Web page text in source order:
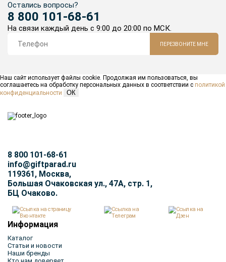
Остались вопросы?
8 800 101-68-61
На связи каждый день с 9:00 до 20:00 по МСК.
ПЕРЕЗВОНИТЕ МНЕ
Наш сайт использует файлы cookie. Продолжая им пользоваться, вы
соглашаетесь на обработку персональных данных в соответствии с политикой
конфиденциальности
ОК
8 800 101-68-61
info@giftparad.ru
119361, Москва,
Большая Очаковская ул., 47А, стр. 1,
БЦ Очаково.
Информация
Каталог
Статьи и новости
Наши бренды